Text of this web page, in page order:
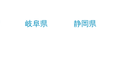
岐阜県
静岡県